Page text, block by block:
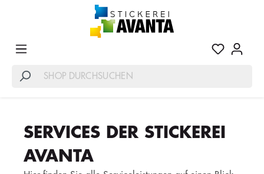
SERVICES DER STICKEREI
AVANTA